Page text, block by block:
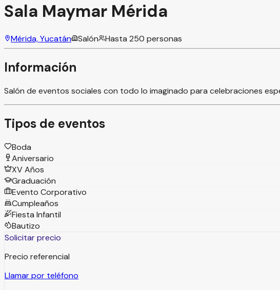
Sala Maymar Mérida
Mérida, Yucatán Salón Hasta 250 personas
Información
Salón de eventos sociales con todo lo imaginado para celebraciones
Tipos de eventos
Boda
Aniversario
XV Años
Graduación
Evento Corporativo
Cumpleaños
Fiesta Infantil
Bautizo
Solicitar precio
Precio referencial
Llamar por teléfono